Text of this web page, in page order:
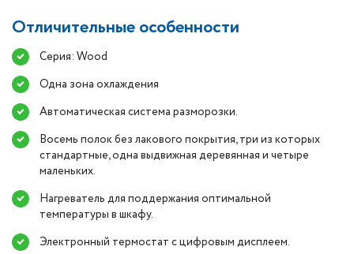
Отличительные особенности
Серия: Wood
Одна зона охлаждения
Автоматическая система разморозки.
Восемь полок без лакового покрытия, три из которых
стандартные, одна выдвижная деревянная и четыре
маленьких.
Нагреватель для поддержания оптимальной
температуры в шкафу.
Электронный термостат с цифровым дисплеем.